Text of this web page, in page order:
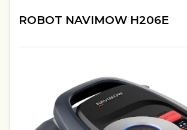
ROBOT NAVIMOW H206E